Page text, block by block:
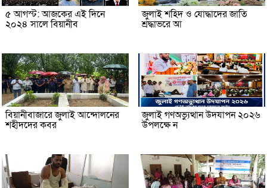
৫ আগস্ট: আজকের এই দিনে
২০২৪ সালে বিয়ানীব
জুলাই শহিদ ও যোদ্ধাদের জাতি
শ্রদ্ধাভরে আ
বিয়ানীবাজারে জুলাই আন্দোলনের
শহীদদের কবর
জুলাই গণঅভ্যুত্থান উদযাপন ২০২৬
উপলক্ষে ন